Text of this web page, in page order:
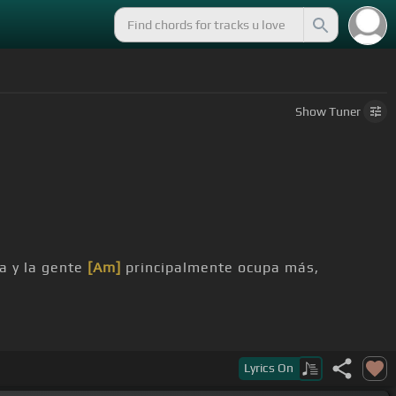
ShowTuner
y la gente [Am] principalmente ocupa más,
Lyrics On